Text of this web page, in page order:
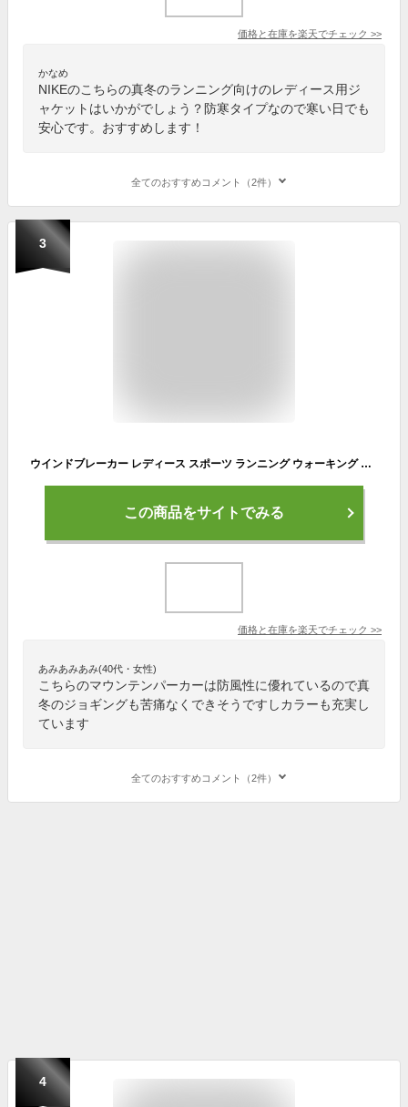
価格と在庫を楽天でチェック >>
かなめ
NIKEのこちらの真冬のランニング向けのレディース用ジ
ャケットはいかがでしょう？防寒タイプなので寒い日でも
安心です。おすすめします！
全てのおすすめコメント（2件）
3
ウインドブレーカー レディース スポーツ ランニング ウォーキング ジョギング 撥水 はっ水 防風 防水 ストレッチ 裾フラシ ポリエステル100% 春秋冬 反射素材 蛍光 ウィンドブレーカー ナイロンジャケット ナイロンパーカー マウンテンパーカー スタンドジャケット 00235
この商品をサイトでみる
価格と在庫を楽天でチェック >>
あみあみあみ(40代・女性)
こちらのマウンテンパーカーは防風性に優れているので真
冬のジョギングも苦痛なくできそうですしカラーも充実し
ています
全てのおすすめコメント（2件）
4